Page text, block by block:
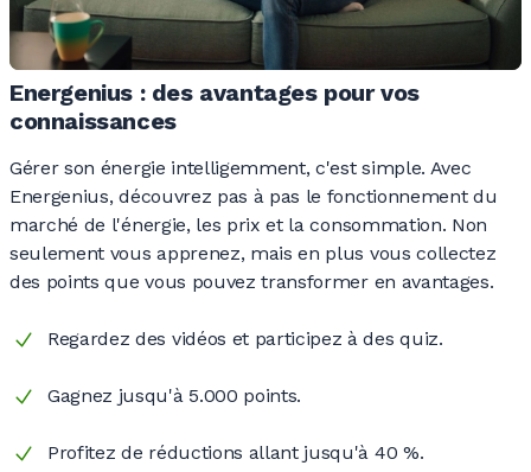
Energenius : des avantages pour vos
connaissances
Gérer son énergie intelligemment, c'est simple. Avec
Energenius, découvrez pas à pas le fonctionnement du
marché de l'énergie, les prix et la consommation. Non
seulement vous apprenez, mais en plus vous collectez
des points que vous pouvez transformer en avantages.
Regardez des vidéos et participez à des quiz.
Gagnez jusqu'à 5.000 points.
Profitez de réductions allant jusqu'à 40 %.